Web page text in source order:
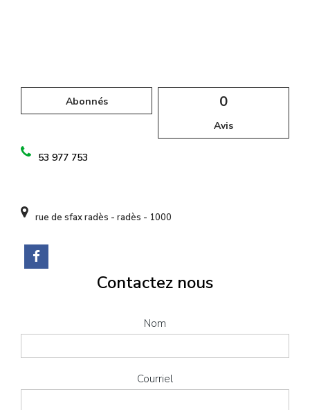
Abonnés 0
Avis
53 977 753
rue de sfax radès - radès - 1000
Contactez nous
Nom
Courriel